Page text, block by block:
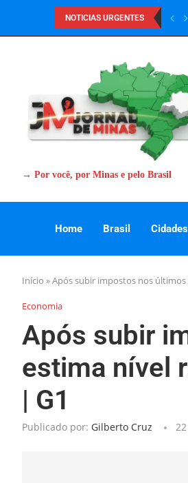
NOTICIAS URGENTES
→ Por você, por Minas e pelo Brasil
Home Brasil Cidades
Início »Após subir impostos nos últimos
Economia
Após subir
estima nível
| G1
Publicado por: Gilberto Cruz